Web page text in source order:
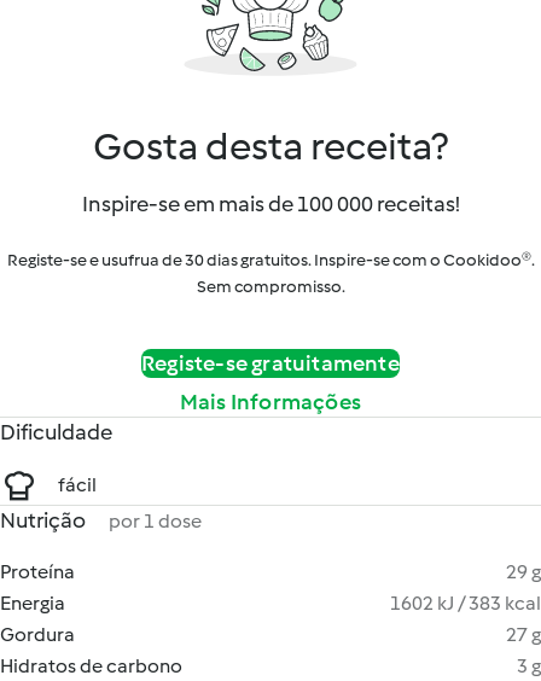
Gosta desta receita?
Inspire-se em mais de 100 000 receitas!
Registe-se e usufrua de 30 dias gratuitos. Inspire-se com o Cookidoo®.
Sem compromisso.
Registe-se gratuitamente
Mais Informações
Dificuldade
fácil
Nutrição por 1 dose
Proteína
29 g
Energia
1602 kJ / 383 kcal
Gordura
27 g
Hidratos de carbono
3 g